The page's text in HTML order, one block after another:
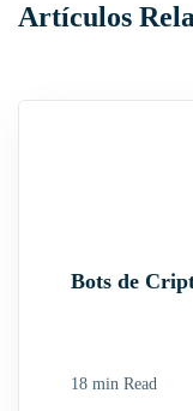
Artículos
Bots de
18 min Read